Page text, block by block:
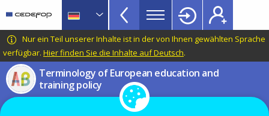
main
content
CEDEFOP
European
Centre
for
the
Development
VET
Glossary
menu
TopBar
Nur ein Teil unserer Inhalte ist in der von Ihnen gewählten Sprache
verfügbar. Hier finden Sie die Inhalte auf Deutsch.
Terminology of European education and
training policy